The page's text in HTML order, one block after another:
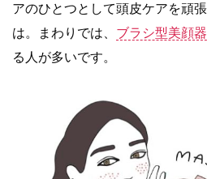
アのひとつとして頭皮ケアを頑
は。まわりでは、 ブラシ型美顔
る人が多いです。